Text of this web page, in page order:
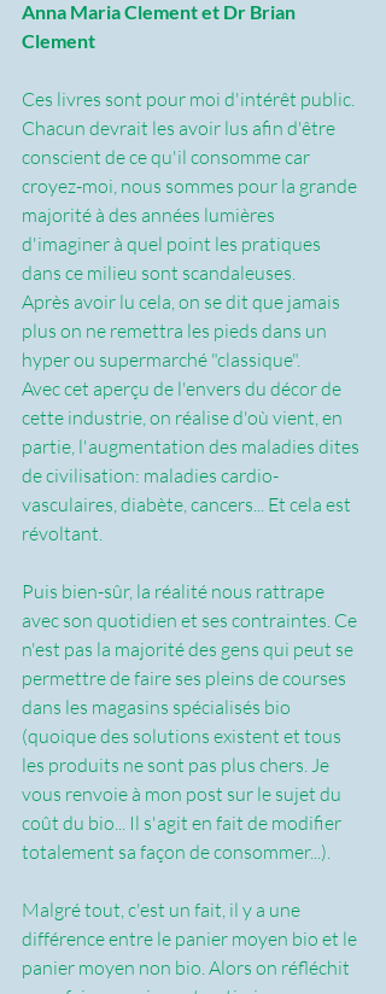
Anna Maria Clement et Dr Brian
Clement
Ces livres sont pour moi d'intérêt public.
Chacun devrait les avoir lus afin d'être
conscient de ce qu'il consomme car
croyez-moi, nous sommes pour la grande
majorité à des années lumières
d'imaginer à quel point les pratiques
dans ce milieu sont scandaleuses.
Après avoir lu cela, on se dit que jamais
plus on ne remettra les pieds dans un
hyper ou supermarché "classique".
Avec cet aperçu de l'envers du décor de
cette industrie, on réalise d'où vient, en
partie, l'augmentation des maladies dites
de civilisation: maladies cardio-
vasculaires, diabète, cancers... Et cela est
révoltant.
Puis bien-sûr, la réalité nous rattrape
avec son quotidien et ses contraintes. Ce
n'est pas la majorité des gens qui peut se
permettre de faire ses pleins de courses
dans les magasins spécialisés bio
(quoique des solutions existent et tous
les produits ne sont pas plus chers. Je
vous renvoie à mon post sur le sujet du
coût du bio... Il s'agit en fait de modifier
totalement sa façon de consommer...).
Malgré tout, c'est un fait, il y a une
différence entre le panier moyen bio et le
panier moyen non bio. Alors on réfléchit